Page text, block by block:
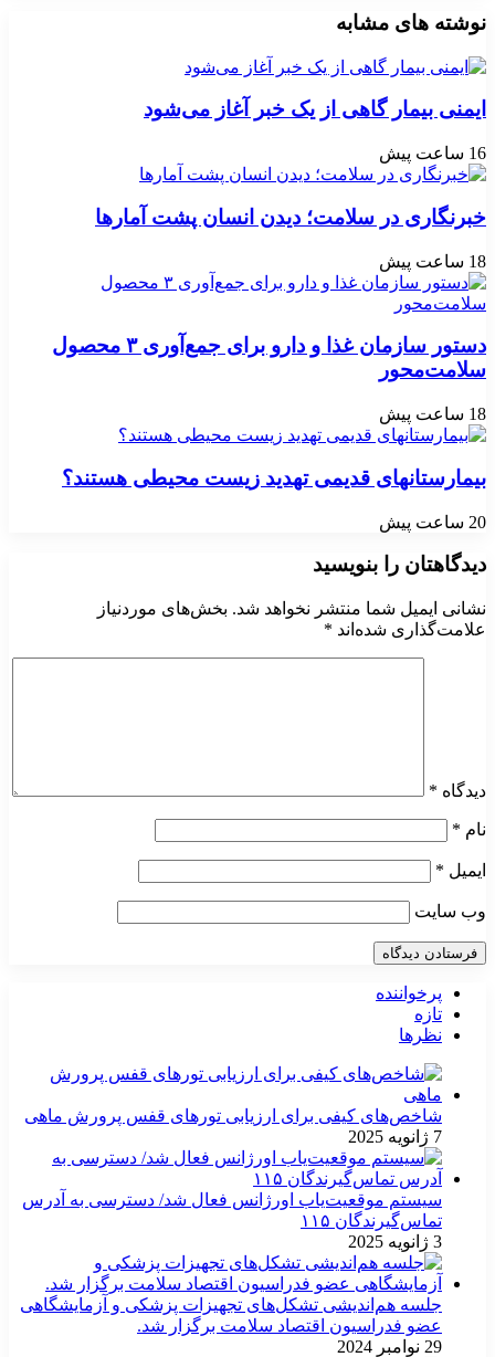
نوشته های مشابه
ایمنی بیمار گاهی از یک خبر آغاز می‌شود
16 ساعت پیش
خبرنگاری در سلامت؛ دیدن انسان پشت آمارها
18 ساعت پیش
دستور سازمان غذا و دارو برای جمع‌آوری ۳ محصول
سلامت‌محور
18 ساعت پیش
بیمارستانهای قدیمی تهدید زیست محیطی هستند؟
20 ساعت پیش
دیدگاهتان را بنویسید
نشانی ایمیل شما منتشر نخواهد شد. بخش‌های موردنیاز
علامت‌گذاری شده‌اند *
دیدگاه *
نام *
ایمیل *
وب‌ سایت
پرخواننده
تازه
نظرها
شاخص‌های کیفی برای ارزیابی تورهای قفس پرورش ماهی
7 ژانویه 2025
سیستم موقعیت‌یاب اورژانس فعال شد/ دسترسی به آدرس
تماس‌گیرندگان ۱۱۵
3 ژانویه 2025
جلسه هم‌اندیشی تشکل‌های تجهیزات پزشکی و آزمایشگاهی
عضو فدراسیون اقتصاد سلامت برگزار شد.
29 نوامبر 2024